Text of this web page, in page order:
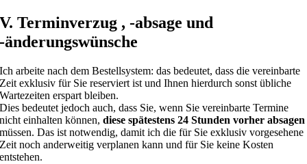
V. Terminverzug , -absage und
-änderungswünsche
Ich arbeite nach dem Bestellsystem: das bedeutet, dass die vereinbarte
Zeit exklusiv für Sie reserviert ist und Ihnen hierdurch sonst übliche
Wartezeiten erspart bleiben.
Dies bedeutet jedoch auch, dass Sie, wenn Sie vereinbarte Termine
nicht einhalten können,diese spätestens 24 Stunden vorher absagen
müssen. Das ist notwendig, damit ich die für Sie exklusiv vorgesehene
Zeit noch anderweitig verplanen kann und für Sie keine Kosten
entstehen.